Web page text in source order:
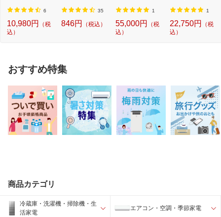
ケ...
6
10,980円
（税
込）
35
846円 （税込）
電...
1
55,000円
（税
込）
1
22,750円
（税
込）
おすすめ特集
商品カテゴリ
冷蔵庫・洗濯機・掃除機・生
活家電
エアコン・空調・季節家電